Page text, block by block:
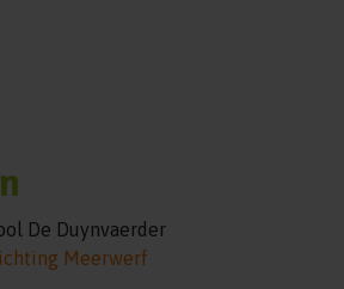
De Duynvaerder
Meerwerf